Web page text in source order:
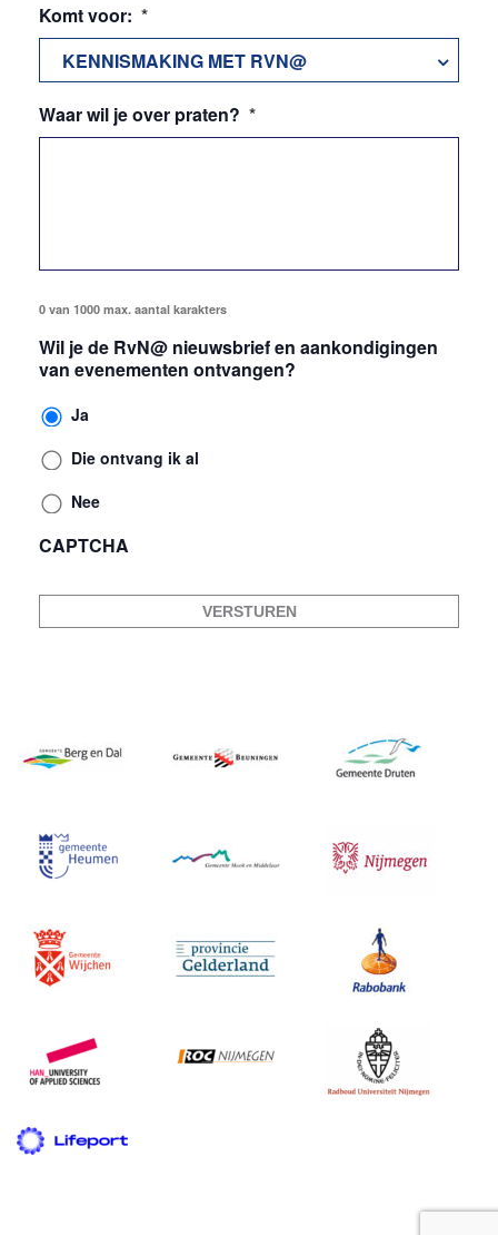
Komt voor: *
KENNISMAKING MET RVN@
Waar wil je over praten? *
0 van 1000 max. aantal karakters
Wil je de RvN@ nieuwsbrief en aankondigingen
van evenementen ontvangen?
Ja
Die ontvang ik al
Nee
CAPTCHA